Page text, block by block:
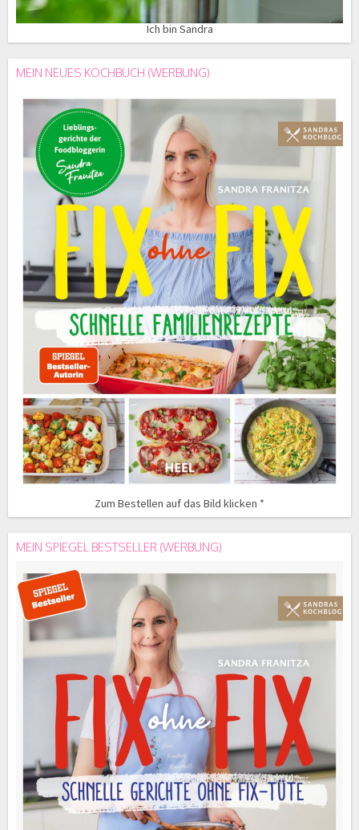
Ich bin Sandra
MEIN NEUES KOCHBUCH (WERBUNG)
Zum Bestellen auf das Bild klicken *
MEIN SPIEGEL BESTSELLER (WERBUNG)